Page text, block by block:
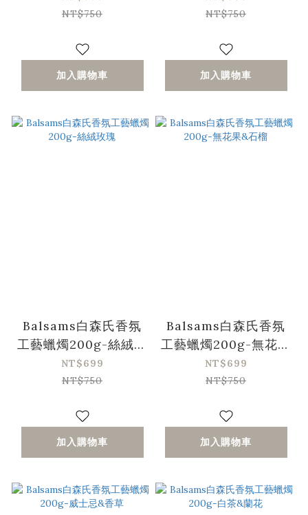
NT$750
加入購物車
NT$750
加入購物車
Balsams白森氏香氛
工藝蠟燭200g-絲絨玫
瑰
NT$699
NT$750
加入購物車
Balsams白森氏香氛
工藝蠟燭200g-無花果
&石榴
NT$699
NT$750
加入購物車